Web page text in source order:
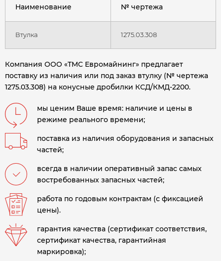
Наименование № чертежа
Втулка 1275.03.308
Компания ООО «ТМС Евромайнинг» предлагает
поставку из наличия или под заказ втулку (№ чертежа
1275.03.308) на конусные дробилки КСД/КМД-2200.
мы ценим Ваше время: наличие и цены в
режиме реального времени;
поставка из наличия оборудования и запасных
частей;
всегда в наличии оперативный запас самых
востребованных запасных частей;
работа по годовым контрактам (с фиксацией
цены).
гарантия качества (сертификат соответствия,
сертификат качества, гарантийная
маркировка);